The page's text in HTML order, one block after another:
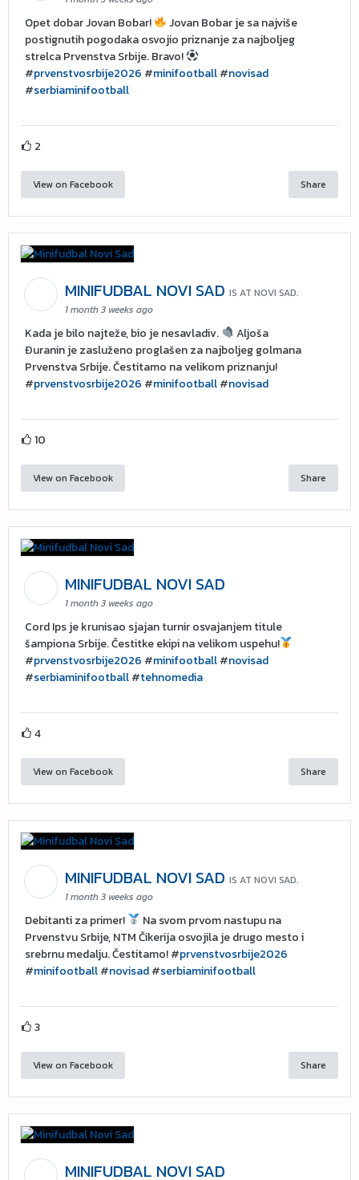
Opet dobar Jovan Bobar!
Jovan Bobar je sa najviše
postignutih pogodaka osvojio priznanje za najboljeg
strelca Prvenstva Srbije. Bravo!
#prvenstvosrbije2026 #minifootball#novisad
#serbiaminifootball
2
View on Facebook Share
MINIFUDBAL NOVI SAD IS AT NOVI SAD.
1 month 3 weeks ago
Kada je bilo najteže, bio je nesavladiv.
Aljoša
Đuranin je zasluženo proglašen za najboljeg golmana
Prvenstva Srbije. Čestitamo na velikom priznanju!
#prvenstvosrbije2026 #minifootball#novisad
10
View on Facebook Share
MINIFUDBAL NOVI SAD
1 month 3 weeks ago
Cord Ips je krunisao sjajan turnir osvajanjem titule
šampiona Srbije. Čestitke ekipi na velikom uspehu!
#prvenstvosrbije2026 #minifootball#novisad
#serbiaminifootball#tehnomedia
4
View on Facebook Share
MINIFUDBAL NOVI SAD IS AT NOVI SAD.
1 month 3 weeks ago
Debitanti za primer!
Na svom prvom nastupu na
Prvenstvu Srbije, NTM Čikerija osvojila je drugo mesto i
srebrnu medalju. Čestitamo! #prvenstvosrbije2026
#minifootball#novisad#serbiaminifootball
3
View on Facebook Share
MINIFUDBAL NOVI SAD